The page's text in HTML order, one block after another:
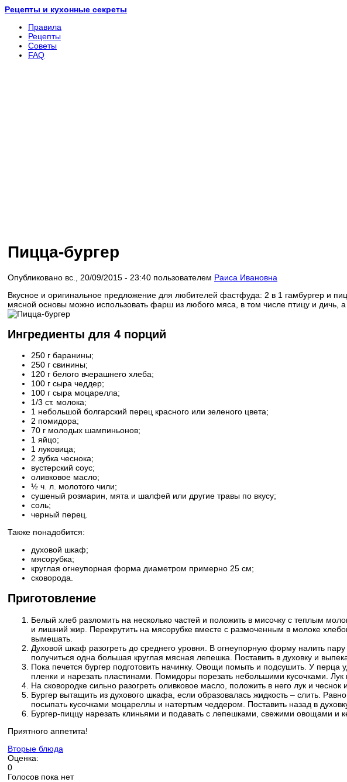
Рецепты и кухонные секреты
Правила
Рецепты
Советы
FAQ
Пицца-бургер
Опубликовано вс., 20/09/2015 - 23:40 пользователем Раиса Ивановна
Вкусное и оригинальное предложение для любителей фастфуда: 2 в 1 гамбургер и
мясной основы можно использовать фарш из любого мяса, в том числе птицу и дичь,
Ингредиенты для 4 порций
250 г баранины;
250 г свинины;
120 г белого вчерашнего хлеба;
100 г сыра чеддер;
100 г сыра моцарелла;
1/3 ст. молока;
1 небольшой болгарский перец красного или зеленого цвета;
2 помидора;
70 г молодых шампиньонов;
1 яйцо;
1 луковица;
2 зубка чеснока;
вустерский соус;
оливковое масло;
½ ч. л. молотого чили;
сушеный розмарин, мята и шалфей или другие травы по вкусу;
соль;
черный перец.
Также понадобится:
духовой шкаф;
мясорубка;
круглая огнеупорная форма диаметром примерно 25 см;
сковорода.
Приготовление
Белый хлеб разломить на несколько частей и положить в мисочку с теплым
и лишний жир. Перекрутить на мясорубке вместе с размоченным в молоке
вымешать.
Духовой шкаф разогреть до среднего уровня. В огнеупорную форму налить
получиться одна большая круглая мясная лепешка. Поставить в духовку и
Пока печется бургер подготовить начинку. Овощи помыть и подсушить. У
пленки и нарезать пластинами. Помидоры порезать небольшими кусочками. Лук
На сковородке сильно разогреть оливковое масло, положить в него лук и
Бургер вытащить из духового шкафа, если образовалась жидкость – слить.
посыпать кусочками моцареллы и натертым чеддером. Поставить назад в
Бургер-пиццу нарезать клиньями и подавать с лепешками, свежими овощами и
Приятного аппетита!
Вторые блюда
Оценка:
0
Голосов пока нет